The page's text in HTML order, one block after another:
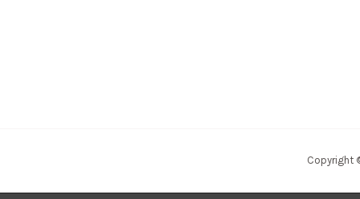
Copyright